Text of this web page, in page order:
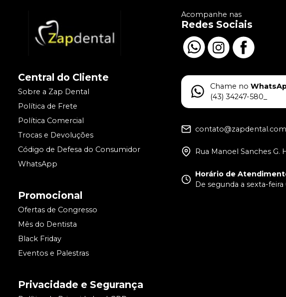
Central do Cliente
Sobre a Zap Dental
Política de Frete
Política Comercial
Trocas e Devoluções
Código de Defesa do Consumidor
WhatsApp
Promocional
Ofertas de Congresso
Mês do Dentista
Black Friday
Eventos e Palestras
Privacidade e Segurança
Acompanhe nas
Redes Sociais
Chame no
(43) 34247-580_
Rua Manoel Sanches G.
Horário de
De segunda a sexta-feira